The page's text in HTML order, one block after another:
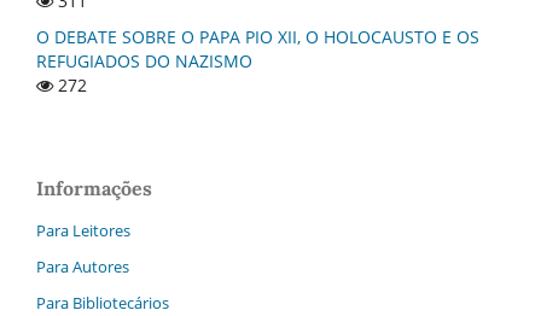
O DEBATE SOBRE O PAPA PIO XII, O HOLOCAUSTO E OS
REFUGIADOS DO NAZISMO
272
Informações
Para Leitores
Para Autores
Para Bibliotecários